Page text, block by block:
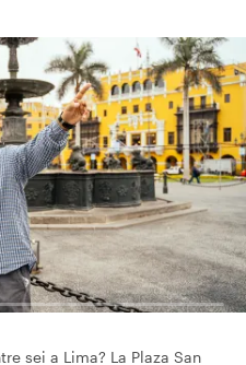
sei a Lima? La Plaza San